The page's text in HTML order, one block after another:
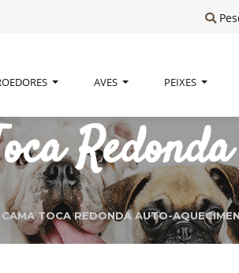
AVES PEIXES
TOCA REDONDA AUTO-